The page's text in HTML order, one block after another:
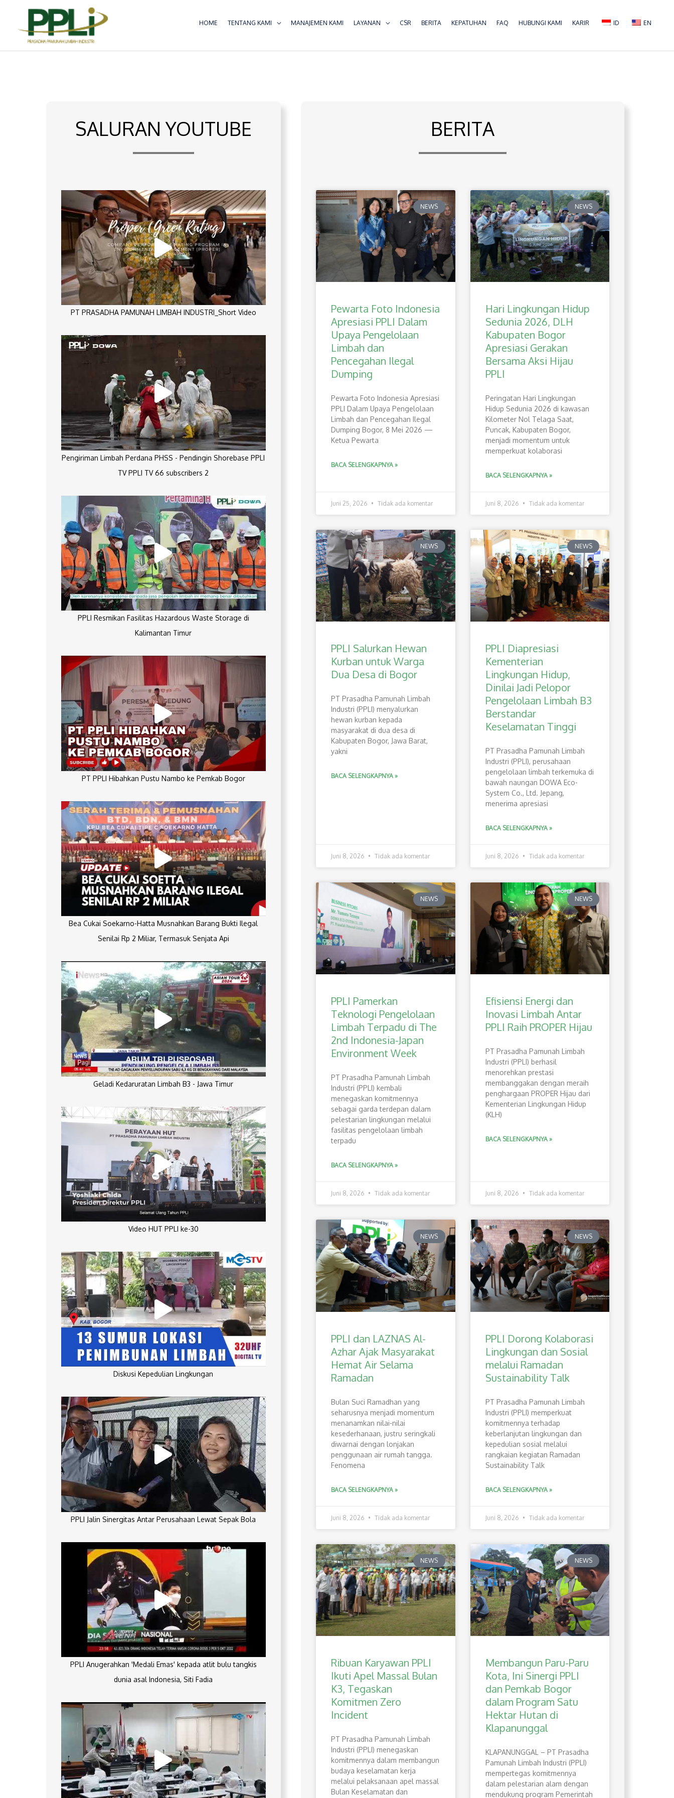
konten
HOME TENTANG KAMI MANAJEMEN KAMI LAYANAN CSR BERITA KEPATUHAN FAQ HUBUNGI KAMI KARIR ID EN
SALURAN YOUTUBE
PT PRASADHA PAMUNAH LIMBAH INDUSTRI_Short Video
Pengiriman Limbah Perdana PHSS - Pendingin Shorebase PPLI
TV PPLI TV 66 subscribers 2
PPLI Resmikan Fasilitas Hazardous Waste Storage di
Kalimantan Timur
PT PPLI Hibahkan Pustu Nambo ke Pemkab Bogor
Bea Cukai Soekarno-Hatta Musnahkan Barang Bukti Ilegal
Senilai Rp 2 Miliar, Termasuk Senjata Api
Geladi Kedaruratan Limbah B3 - Jawa Timur
Video HUT PPLI ke-30
Diskusi Kepedulian Lingkungan
PPLI Jalin Sinergitas Antar Perusahaan Lewat Sepak Bola
PPLI Anugerahkan 'Medali Emas' kepada atlit bulu tangkis
dunia asal Indonesia, Siti Fadia
BERITA
NEWS
Pewarta Foto Indonesia
Apresiasi PPLI Dalam
Upaya Pengelolaan
Limbah dan
Pencegahan Ilegal
Dumping
Pewarta Foto Indonesia Apresiasi
PPLI Dalam Upaya Pengelolaan
Limbah dan Pencegahan Ilegal
Dumping Bogor, 8 Mei 2026 —
Ketua Pewarta
BACA SELENGKAPNYA »
Juni 25, 2026 Tidak ada komentar
NEWS
Hari Lingkungan Hidup
Sedunia 2026, DLH
Kabupaten Bogor
Apresiasi Gerakan
Bersama Aksi Hijau
PPLI
Peringatan Hari Lingkungan
Hidup Sedunia 2026 di kawasan
Kilometer Nol Telaga Saat,
Puncak, Kabupaten Bogor,
menjadi momentum untuk
memperkuat kolaborasi
BACA SELENGKAPNYA »
Juni 8, 2026 Tidak ada komentar
NEWS
PPLI Salurkan Hewan
Kurban untuk Warga
Dua Desa di Bogor
PT Prasadha Pamunah Limbah
Industri (PPLI) menyalurkan
hewan kurban kepada
masyarakat di dua desa di
Kabupaten Bogor, Jawa Barat,
yakni
BACA SELENGKAPNYA »
Juni 8, 2026 Tidak ada komentar
NEWS
PPLI Diapresiasi
Kementerian
Lingkungan Hidup,
Dinilai Jadi Pelopor
Pengelolaan Limbah B3
Berstandar
Keselamatan Tinggi
PT Prasadha Pamunah Limbah
Industri (PPLI), perusahaan
pengelolaan limbah terkemuka di
bawah naungan DOWA Eco-
System Co., Ltd. Jepang,
menerima apresiasi
BACA SELENGKAPNYA »
Juni 8, 2026 Tidak ada komentar
NEWS
PPLI Pamerkan
Teknologi Pengelolaan
Limbah Terpadu di The
2nd Indonesia-Japan
Environment Week
PT Prasadha Pamunah Limbah
Industri (PPLI) kembali
menegaskan komitmennya
sebagai garda terdepan dalam
pelestarian lingkungan melalui
fasilitas pengelolaan limbah
terpadu
BACA SELENGKAPNYA »
Juni 8, 2026 Tidak ada komentar
NEWS
Efisiensi Energi dan
Inovasi Limbah Antar
PPLI Raih PROPER Hijau
PT Prasadha Pamunah Limbah
Industri (PPLI) berhasil
menorehkan prestasi
membanggakan dengan meraih
penghargaan PROPER Hijau dari
Kementerian Lingkungan Hidup
(KLH)
BACA SELENGKAPNYA »
Juni 8, 2026 Tidak ada komentar
NEWS
PPLI dan LAZNAS Al-
Azhar Ajak Masyarakat
Hemat Air Selama
Ramadan
Bulan Suci Ramadhan yang
seharusnya menjadi momentum
menanamkan nilai-nilai
kesederhanaan, justru seringkali
diwarnai dengan lonjakan
penggunaan air rumah tangga.
Fenomena
BACA SELENGKAPNYA »
Juni 8, 2026 Tidak ada komentar
NEWS
PPLI Dorong Kolaborasi
Lingkungan dan Sosial
melalui Ramadan
Sustainability Talk
PT Prasadha Pamunah Limbah
Industri (PPLI) memperkuat
komitmennya terhadap
keberlanjutan lingkungan dan
kepedulian sosial melalui
rangkaian kegiatan Ramadan
Sustainability Talk
BACA SELENGKAPNYA »
Juni 8, 2026 Tidak ada komentar
NEWS
Ribuan Karyawan PPLI
Ikuti Apel Massal Bulan
K3, Tegaskan
Komitmen Zero
Incident
PT Prasadha Pamunah Limbah
Industri (PPLI) menegaskan
komitmennya dalam membangun
budaya keselamatan kerja
melalui pelaksanaan apel massal
Bulan Keselamatan dan
NEWS
Membangun Paru-Paru
Kota, Ini Sinergi PPLI
dan Pemkab Bogor
dalam Program Satu
Hektar Hutan di
Klapanunggal
​KLAPANUNGGAL – PT Prasadha
Pamunah Limbah Industri (PPLI)
mempertegas komitmennya
dalam pelestarian alam dengan
mendukung program Pemerintah